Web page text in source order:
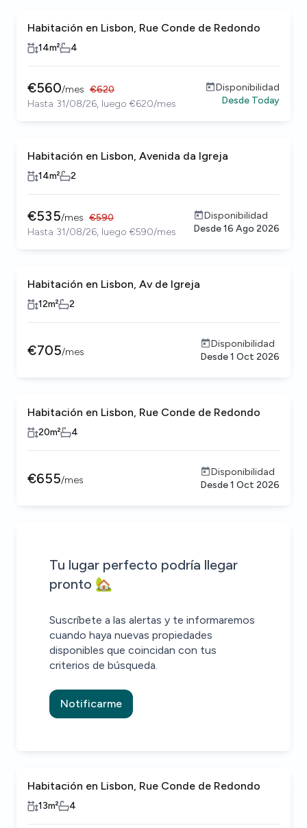
Habitación en Lisbon, Rue Conde de Redondo
14m² 4
€560/mes €620
Hasta 31/08/26, luego €620/mes
Disponibilidad
Desde Today
Habitación en Lisbon, Avenida da Igreja
14m² 2
€535/mes €590
Hasta 31/08/26, luego €590/mes
Disponibilidad
Desde16 Ago 2026
Habitación en Lisbon, Av de Igreja
12m² 2
€705/mes
Disponibilidad
Desde1 Oct 2026
Habitación en Lisbon, Rue Conde de Redondo
20m² 4
€655/mes
Disponibilidad
Desde1 Oct 2026
Tu lugar perfecto podría llegar
pronto 🏡
Suscríbete a las alertas y te informaremos
cuando haya nuevas propiedades
disponibles que coincidan con tus
criterios de búsqueda.
Notificarme
House alert
Sé el primero en saber sobre nuevas propiedades que
House alert
¡Alerta enviada!
Habitación en Lisbon, Rue Conde de Redondo
13m² 4